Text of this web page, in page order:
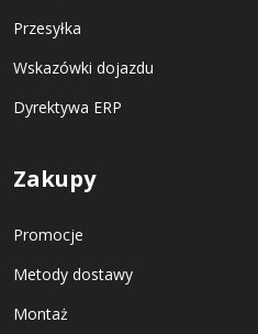
Przesyłka
Wskazówki dojazdu
Dyrektywa ERP
Zakupy
Promocje
Metody dostawy
Montaż